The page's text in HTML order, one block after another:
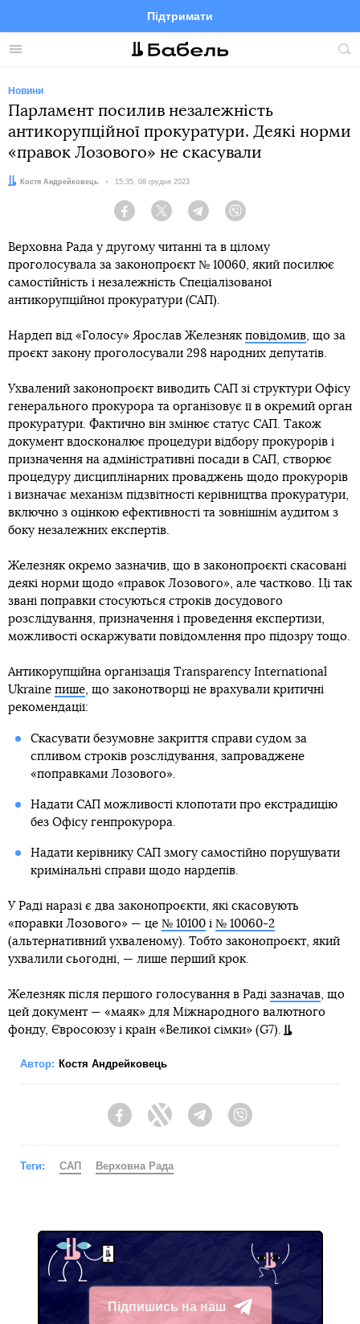
Меню
Підтримати
FacebookTelegramTwitter
Новини
Парламент посилив незалежність
антикорупційної прокуратури. Деякі норми
«правок Лозового» не скасували
Автор:Костя Андрейковець Дата:
15:35, 08 грудня 2023
Facebook Twitter Telegram
Верховна Рада у другому читанні та в цілому
проголосувала за законопроєкт № 10060, який посилює
самостійність і незалежність Спеціалізованої
антикорупційної прокуратури (САП).
Нардеп від «Голосу» Ярослав Железняк повідомив, що за
проєкт закону проголосували 298 народних депутатів.
Ухвалений законопроєкт виводить САП зі структури Офісу
генерального прокурора та організовує її в окремий орган
прокуратури. Фактично він змінює статус САП. Також
документ вдосконалює процедури відбору прокурорів і
призначення на адміністративні посади в САП, створює
процедуру дисциплінарних проваджень щодо прокурорів
і визначає механізм підзвітності керівництва прокуратури,
включно з оцінкою ефективності та зовнішнім аудитом з
боку незалежних експертів.
Железняк окремо зазначив, що в законопроєкті скасовані
деякі норми щодо «правок Лозового», але частково. Ці так
звані поправки стосуються строків досудового
розслідування, призначення і проведення експертизи,
можливості оскаржувати повідомлення про підозру тощо.
Антикорупційна організація Transparency International
Ukraine пише, що законотворці не врахували критичні
рекомендації:
Скасувати безумовне закриття справи судом за
спливом строків розслідування, запроваджене
«поправками Лозового».
Надати САП можливості клопотати про екстрадицію
без Офісу генпрокурора.
Надати керівнику САП змогу самостійно порушувати
кримінальні справи щодо нардепів.
У Раді наразі є два законопроєкти, які скасовують
«поравки Лозового» — це № 10100 і № 10060-2
(альтернативний ухваленому). Тобто законопроєкт, який
ухвалили сьогодні, — лише перший крок.
Железняк після першого голосування в Раді зазначав, що
цей документ — «маяк» для Міжнародного валютного
фонду, Євросоюзу і країн «Великої сімки» (G7).
Автор: Костя Андрейковець
FacebookTwitter Telegram
Теги: САП Верховна Рада
Підпишись на наш
Telegram